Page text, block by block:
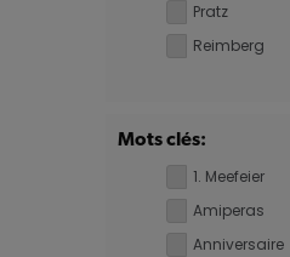
Pratz
Reimberg
Mots clés:
1. Meefeier
Amiperas
Anniversaire